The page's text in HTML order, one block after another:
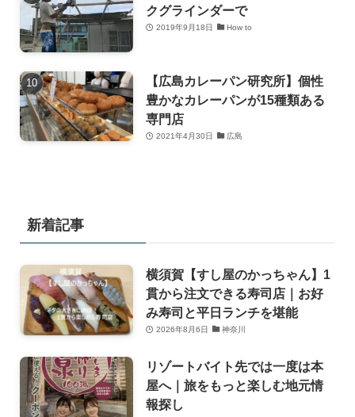
クグラインダーで
2019年9月18日 How to
【広島カレーパン研究所】個性
豊かなカレーパンが15種類ある
専門店
2021年4月30日 広島
新着記事
横須賀【すし屋のかっちゃん】1
貫から注文できる寿司店｜お好
み寿司と平日ランチを堪能
2026年8月6日 神奈川
リゾートバイト先では一度は本
屋へ｜旅をもっと楽しむ地元情
報探し